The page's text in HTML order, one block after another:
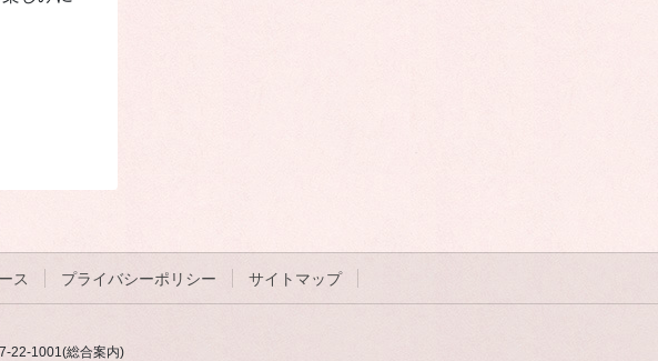
ス プライバシーポリシー サイトマップ
22-1001(総合案内)